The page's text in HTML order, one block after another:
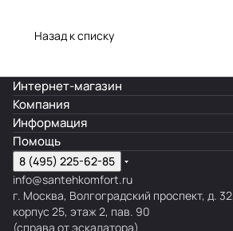
Назад к списку
Интернет-магазин
Компания
Информация
Помощь
8 (495) 225-62-85
info@santehkomfort.ru
г. Москва, Волгоградский проспект, д. 32,
корпус 25, этаж 2, пав. 90
(справа от эскалатора)